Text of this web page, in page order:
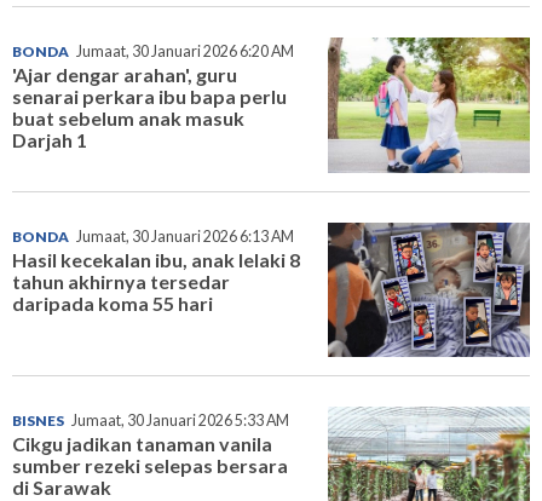
BONDA Jumaat, 30 Januari 2026 6:20 AM
'Ajar dengar arahan', guru
senarai perkara ibu bapa perlu
buat sebelum anak masuk
Darjah 1
BONDA Jumaat, 30 Januari 2026 6:13 AM
Hasil kecekalan ibu, anak lelaki 8
tahun akhirnya tersedar
daripada koma 55 hari
BISNES Jumaat, 30 Januari 2026 5:33 AM
Cikgu jadikan tanaman vanila
sumber rezeki selepas bersara
di Sarawak